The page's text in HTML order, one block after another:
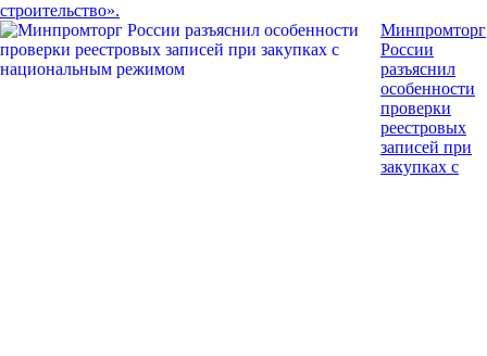
строительство».
Минпромторг
России
разъяснил
особенности
проверки
реестровых
записей при
закупках с